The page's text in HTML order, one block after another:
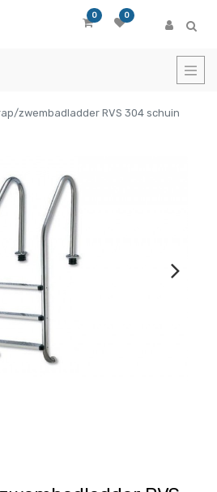
0 0
zwembadladder RVS 304 schuin